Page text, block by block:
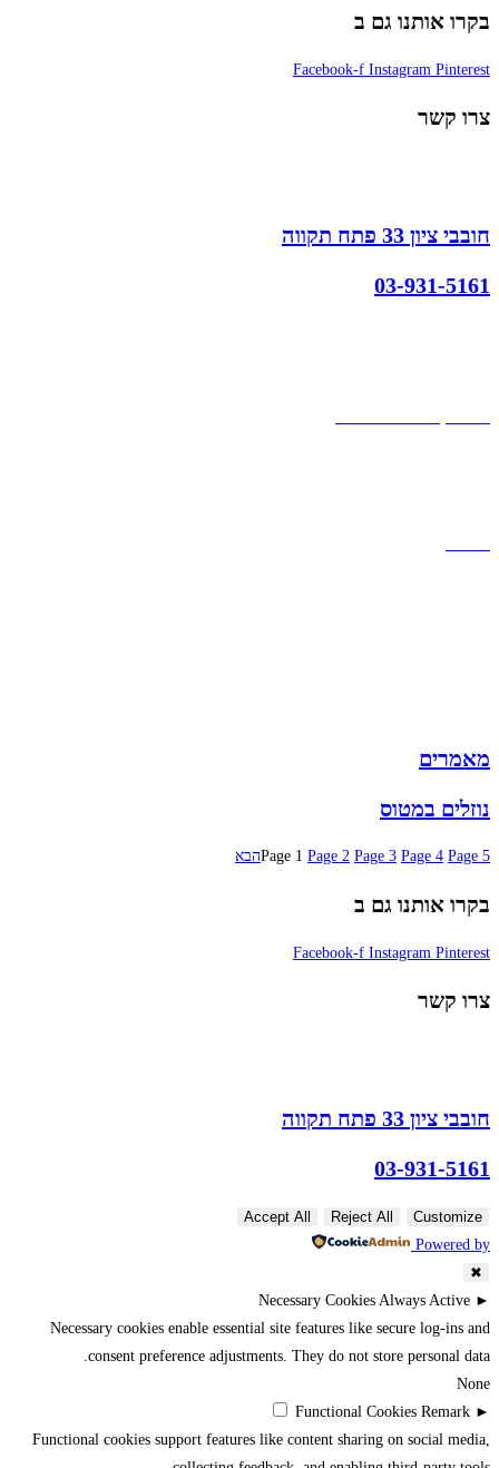
בקרו אותנו גם ב
Facebook-f Instagram Pinterest
צרו קשר
חובבי ציון 33 פתח תקווה
03-931-5161
מאמרים
נוזלים במטוס
Page 1 Page 2 Page 3 Page 4 Page 5 הבא
בקרו אותנו גם ב
Facebook-f Instagram Pinterest
צרו קשר
חובבי ציון 33 פתח תקווה
03-931-5161
Customize
Reject All
Accept All
Powered by
✖
►
Necessary Cookies Always Active
Necessary cookies enable essential site features like secure log-ins and
consent preference adjustments. They do not store personal data.
None
►
Functional Cookies Remark
Functional cookies support features like content sharing on social media,